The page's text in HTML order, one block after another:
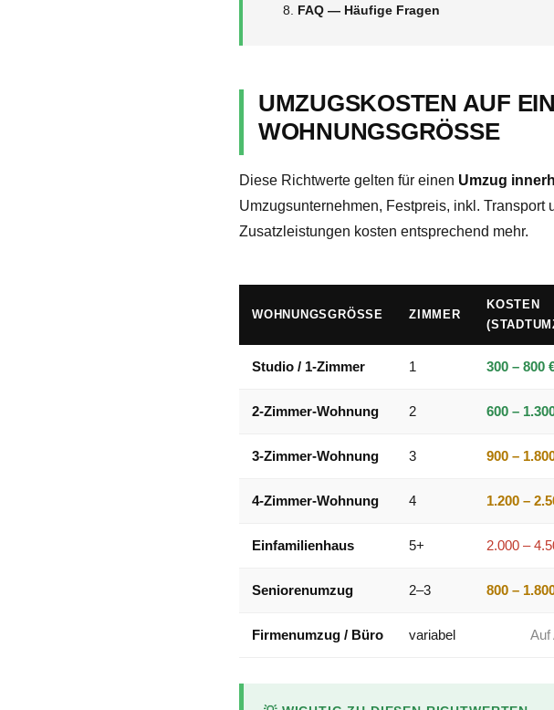
FAQ — Häufige Fragen
UMZUGSKOSTEN AUF
WOHNUNGSGRÖSSE
Diese Richtwerte gelten für einen Umzug
Umzugsunternehmen, Festpreis, inkl.
Zusatzleistungen kosten entsprechend mehr.
WOHNUNGSGRÖSSE ZIMMER
KOSTEN
Studio / 1-Zimmer 1 300 – 800
2-Zimmer-Wohnung 2 600 –
3-Zimmer-Wohnung 3 900 –
4-Zimmer-Wohnung 4 1.200 –
Einfamilienhaus 5+ 2.000 –
Seniorenumzug 2–3 800 –
Firmenumzug / Büro variabel Auf